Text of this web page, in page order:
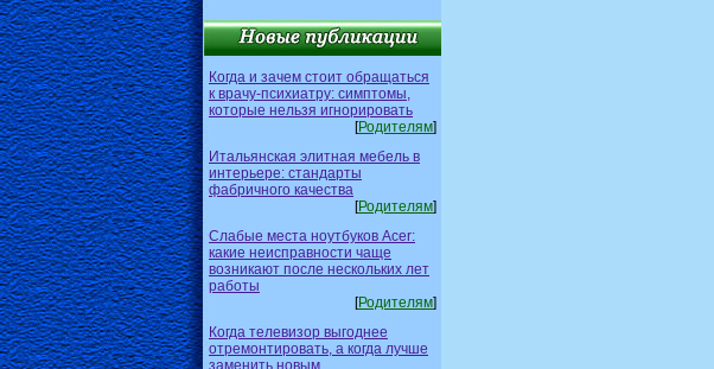
Когда и зачем стоит обращаться
к врачу-психиатру: симптомы,
которые нельзя игнорировать
[Родителям]
Итальянская элитная мебель в
интерьере: стандарты
фабричного качества
[Родителям]
Слабые места ноутбуков Acer:
какие неисправности чаще
возникают после нескольких лет
работы
[Родителям]
Когда телевизор выгоднее
отремонтировать, а когда лучше
заменить новым